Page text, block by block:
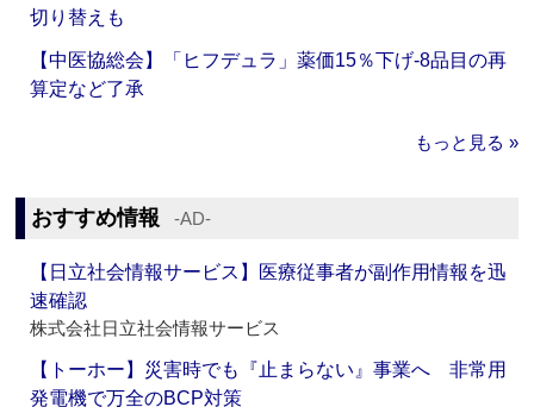
切り替えも
【中医協総会】「ヒフデュラ」薬価15％下げ‐8品目の再
算定など了承
もっと見る »
おすすめ情報 ‐AD‐
【日立社会情報サービス】医療従事者が副作用情報を迅
速確認
株式会社日立社会情報サービス
【トーホー】災害時でも『止まらない』事業へ 非常用
発電機で万全のBCP対策